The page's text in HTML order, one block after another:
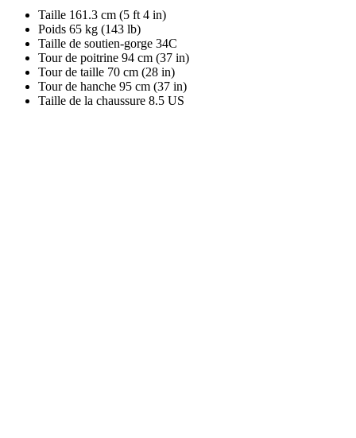
Taille 161.3 cm (5 ft 4 in)
Poids 65 kg (143 lb)
Taille de soutien-gorge 34C
Tour de poitrine 94 cm (37 in)
Tour de taille 70 cm (28 in)
Tour de hanche 95 cm (37 in)
Taille de la chaussure 8.5 US